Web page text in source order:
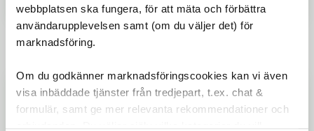
webbplatsen ska fungera, för att mäta och förbättra
användarupplevelsen samt (om du väljer det) för
marknadsföring.
Om du godkänner marknadsföringscookies kan vi även
visa inbäddade tjänster från tredjepart, t.ex. chat &
formulär, samt ge mer relevanta rekommendationer och
Hamax Zenith Cykelstol
Robust Hamax Zenith cykelstol för pakethållare,
växer med barnet, fjädring och justerbara